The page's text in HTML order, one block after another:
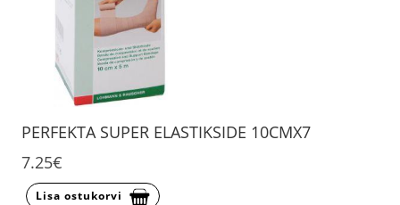
PERFEKTA SUPER ELASTIKSIDE 10CMX7
7.25€
Lisa ostukorvi